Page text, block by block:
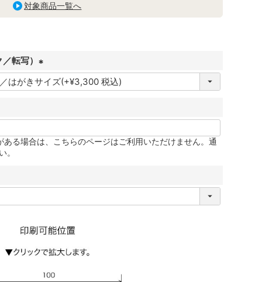
対象商品一覧へ
転写）
(
必
)
る場合は、こちらのページはご利用いただけません。通
。